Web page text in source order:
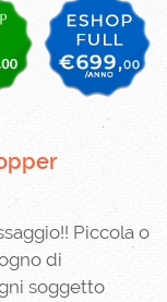
Piccola o
di
soggetto